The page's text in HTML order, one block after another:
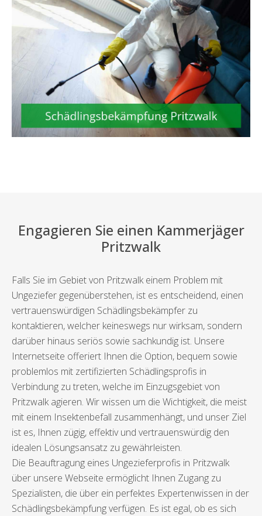
Engagieren Sie einen Kammerjäger
Pritzwalk
Falls Sie im Gebiet von Pritzwalk einem Problem mit
Ungeziefer gegenüberstehen, ist es entscheidend, einen
vertrauenswürdigen Schädlingsbekämpfer zu
kontaktieren, welcher keineswegs nur wirksam, sondern
darüber hinaus seriös sowie sachkundig ist. Unsere
Internetseite offeriert Ihnen die Option, bequem sowie
problemlos mit zertifizierten Schädlingsprofis in
Verbindung zu treten, welche im Einzugsgebiet von
Pritzwalk agieren. Wir wissen um die Wichtigkeit, die meist
mit einem Insektenbefall zusammenhängt, und unser Ziel
ist es, Ihnen zügig, effektiv und vertrauenswürdig den
idealen Lösungsansatz zu gewährleisten.
Die Beauftragung eines Ungezieferprofis in Pritzwalk
über unsere Webseite ermöglicht Ihnen Zugang zu
Spezialisten, die über ein perfektes Expertenwissen in der
Schädlingsbekämpfung verfügen. Es ist egal, ob es sich